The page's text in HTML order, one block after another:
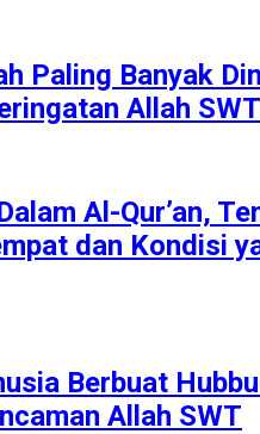
Paling Banyak
Allah SWT
Al-Qur’an,
dan Kondisi
Berbuat
Allah SWT